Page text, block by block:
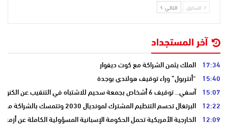
السابق التالي
آخر المستجداد
17:34 الملك يثمن الشراكة مع كوت ديفوار
15:40 “أنتربول” وراء توقيف هولندي بوجدة
15:07 آسفي.. توقيف 6 أشخاص بجمعة سحيم للاشتباه في التنقيب عن الكنوز .
12:22 البرتغال تحسم التنظيم المشترك لمونديال 2030 وتتمسك بالشراكة مع المغرب وإسبانيا
12:09 الخارجية الأمريكية تحمل الحكومة الإسبانية المسؤولية الكاملة عن أزمة